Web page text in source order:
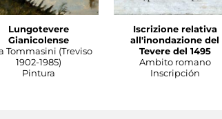
Lungotevere
Gianicolense
Tommasini (Treviso
1902-1985)
Pintura
Iscrizione relativa
all'inondazione del
Tevere del 1495
Ambito romano
Inscripción